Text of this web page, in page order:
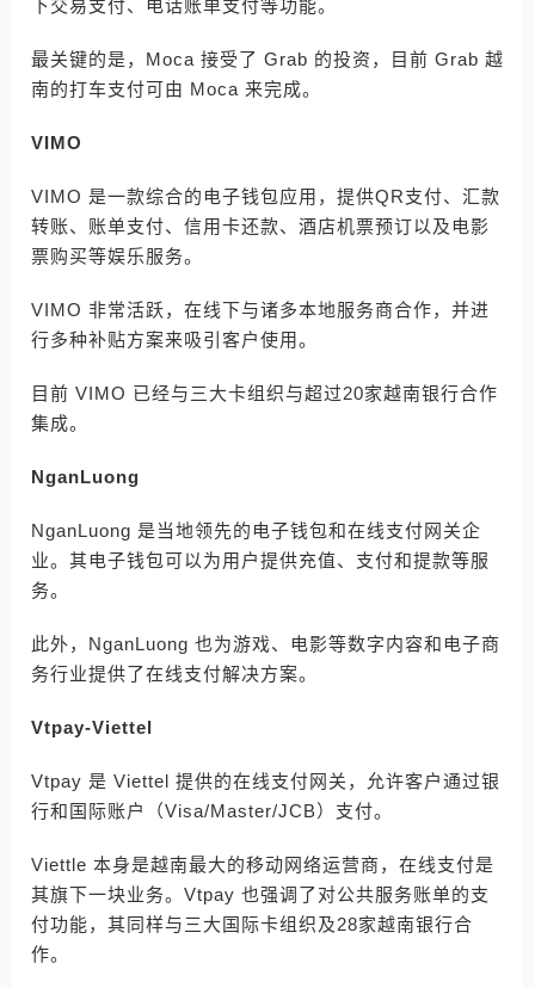
下交易支付、电话账单支付等功能。
最关键的是，Moca 接受了 Grab 的投资，目前 Grab 越
南的打车支付可由 Moca 来完成。
VIMO
VIMO 是一款综合的电子钱包应用，提供QR支付、汇款
转账、账单支付、信用卡还款、酒店机票预订以及电影
票购买等娱乐服务。
VIMO 非常活跃，在线下与诸多本地服务商合作，并进
行多种补贴方案来吸引客户使用。
目前 VIMO 已经与三大卡组织与超过20家越南银行合作
集成。
NganLuong
NganLuong 是当地领先的电子钱包和在线支付网关企
业。其电子钱包可以为用户提供充值、支付和提款等服
务。
此外，NganLuong 也为游戏、电影等数字内容和电子商
务行业提供了在线支付解决方案。
Vtpay-Viettel
Vtpay 是 Viettel 提供的在线支付网关，允许客户通过银
行和国际账户（Visa/Master/JCB）支付。
Viettle 本身是越南最大的移动网络运营商，在线支付是
其旗下一块业务。Vtpay 也强调了对公共服务账单的支
付功能，其同样与三大国际卡组织及28家越南银行合
作。